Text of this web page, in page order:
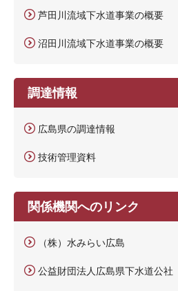
芦田川流域下水道事業の概要
沼田川流域下水道事業の概要
調達情報
広島県の調達情報
技術管理資料
関係機関へのリンク
（株）水みらい広島
公益財団法人広島県下水道公社